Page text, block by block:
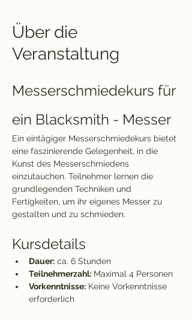
Über die
Veranstaltung
Messerschmiedekurs für
ein Blacksmith - Messer
Ein eintägiger Messerschmiedekurs bietet
eine faszinierende Gelegenheit, in die
Kunst des Messerschmiedens
einzutauchen. Teilnehmer lernen die
grundlegenden Techniken und
Fertigkeiten, um ihr eigenes Messer zu
gestalten und zu schmieden.
Kursdetails
Dauer: ca. 6 Stunden
Teilnehmerzahl: Maximal 4 Personen
Vorkenntnisse: Keine Vorkenntnisse
erforderlich